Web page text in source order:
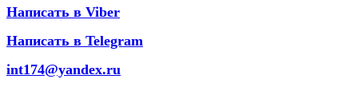
Написать в Viber
Написать в Telegram
int174@yandex.ru